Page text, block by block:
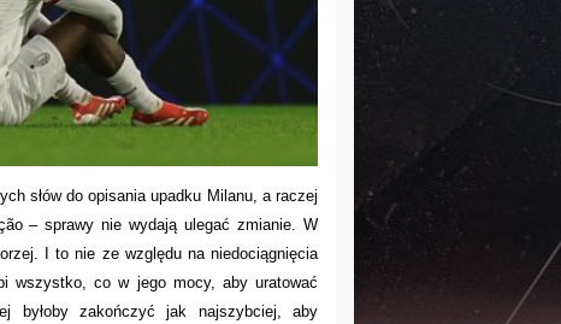
słów do opisania upadku Milanu, a raczej
– sprawy nie wydają ulegać zmianie. W
I to nie ze względu na niedociągnięcia
wszystko, co w jego mocy, aby uratować
byłoby zakończyć jak najszybciej, aby